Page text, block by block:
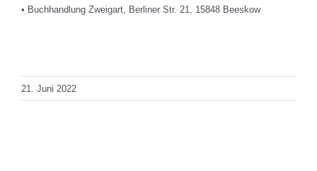
• Buchhandlung Zweigart, Berliner Str. 21, 15848 Beeskow
21. Juni 2022